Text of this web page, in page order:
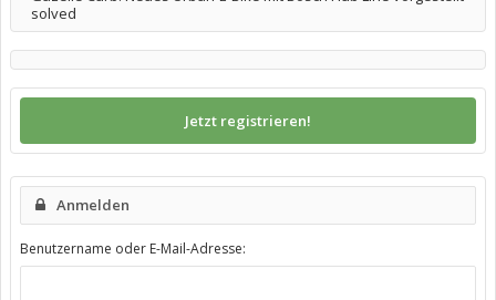
solved
Jetzt registrieren!
Anmelden
Benutzername oder E-Mail-Adresse: